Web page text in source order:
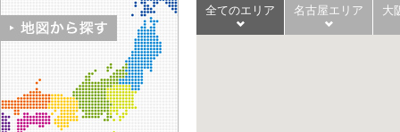
全てのエリア 名古屋エリア 大